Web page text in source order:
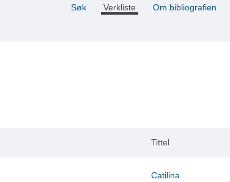
Søk Verkliste Om bibliografien
Tittel
Catilina